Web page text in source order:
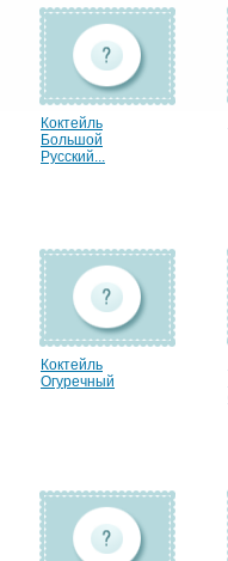
Коктейль
Большой
Русский...
Коктейль
Огуречный